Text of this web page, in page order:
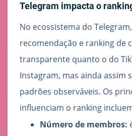
Telegram impacta o
No ecossistema do
recomendação e ranking de
transparente quanto o do
Instagram, mas ainda assim
padrões observáveis. Os
influenciam o ranking
Número de membros: